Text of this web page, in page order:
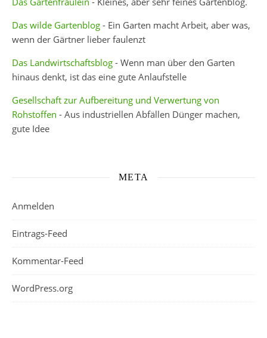
Das wilde Gartenblog - Ein Garten macht Arbeit, aber was,
wenn der Gärtner lieber faulenzt
Das Landwirtschaftsblog - Wenn man über den Garten
hinaus denkt, ist das eine gute Anlaufstelle
Gesellschaft zur Aufbereitung und Verwertung von
Rohstoffen - Aus industriellen Abfällen Dünger machen,
gute Idee
META
Anmelden
Eintrags-Feed
Kommentar-Feed
WordPress.org